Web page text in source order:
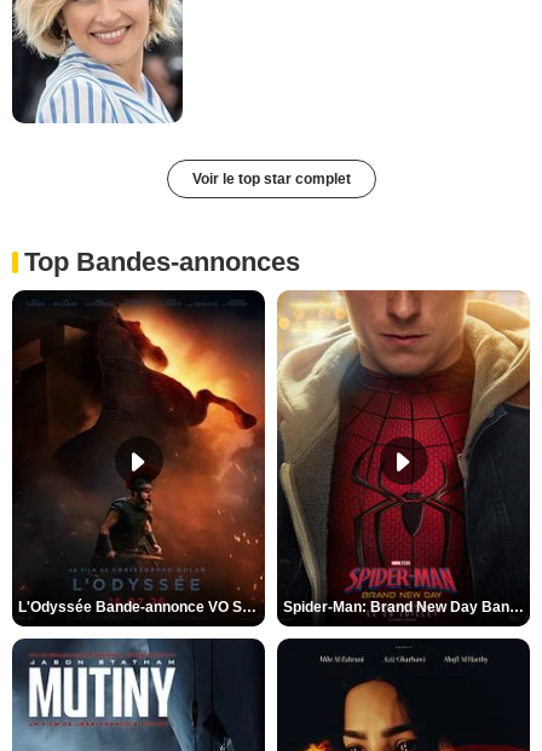
Voir le top star complet
Top Bandes-annonces
L'Odyssée Bande-annonce VO STFR Spider-Man: Brand New Day Bande-annonce VO STFR